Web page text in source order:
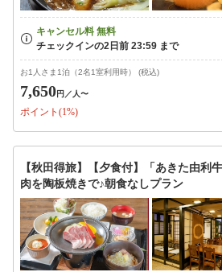
お1人さま1泊（2名1室利用時） (税込)
7,650円 ／人〜
ポイント(1%)
【秋田得旅】【夕食付】「あきた由利
肉を陶板焼きで♪朝食なしプラン